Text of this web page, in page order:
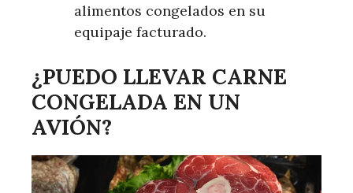
alimentos congelados en su
equipaje facturado.
¿PUEDO LLEVAR CARNE
CONGELADA EN UN
AVIÓN?